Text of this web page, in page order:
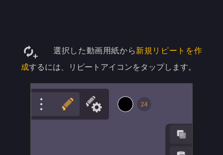
選択した動画用紙から新規リピートを作
成するには、リピートアイコンをタップします。